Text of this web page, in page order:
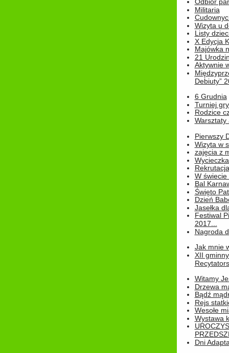
Militaria
Wizyta u
Listy
X Edycja
Majówka
21
Aktywnie
Debiuty”
6 Grudnia
Turniej
Rodzice
Warsztaty
Pierwszy
Wizyta w
zajęcia z
W świecie
Bal
Święto
Dzień
Jasełka
Festiwal
2017...
Nagroda
Jak mnie
XII
Witamy
Drzewa
Bądź
Rejs
Wesołe
Wystawa
Dni